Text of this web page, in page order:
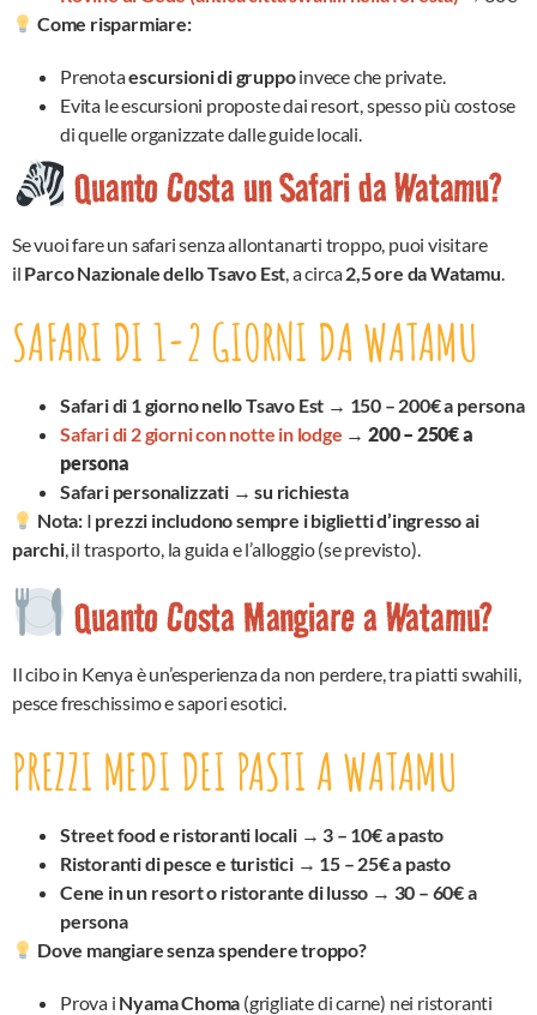
Come risparmiare:
Prenotaescursioni di gruppoinvece che private.
Evita le escursioni proposte dai resort, spesso più costose
di quelle organizzate dalle guide locali.
Quanto Costa un Safari da Watamu?
Se vuoi fare un safari senza allontanarti troppo, puoi visitare
il Parco Nazionale dello Tsavo Est, a circa2,5 ore da Watamu.
SAFARI DI 1-2 GIORNI DA WATAMU
Safari di 1 giorno nello Tsavo Est → 150 – 200€ a persona
Safari di 2 giorni con notte in lodge →200 – 250€ a
persona
Safari personalizzati→su richiesta
Nota: I prezzi includono sempre i biglietti d’ingresso ai
parchi, il trasporto, la guida e l’alloggio (se previsto).
Quanto Costa Mangiare a Watamu?
Il cibo in Kenya è un’esperienza da non perdere, tra piatti swahili,
pesce freschissimo e sapori esotici.
PREZZI MEDI DEI PASTI A WATAMU
Street food e ristoranti locali→ 3 – 10€ a pasto
Ristoranti di pesce e turistici→ 15 – 25€ a pasto
Cene in un resort o ristorante di lusso → 30 – 60€ a
persona
Dove mangiare senza spendere troppo?
Prova i Nyama Choma (grigliate di carne) nei ristoranti